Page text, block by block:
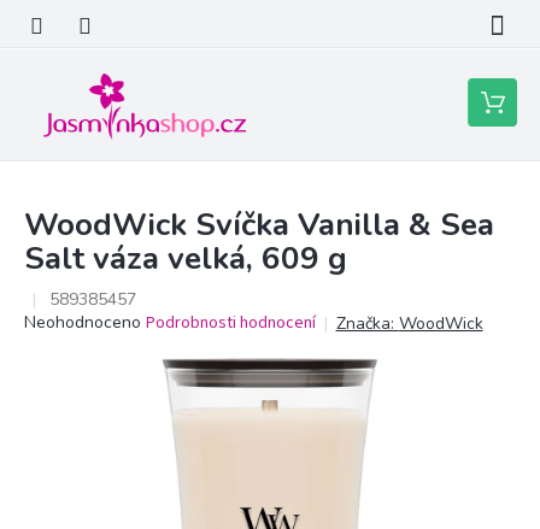
obsah
Nákupní
košík
WoodWick Svíčka Vanilla & Sea
Salt váza velká, 609 g
589385457
Průměrné
Neohodnoceno Podrobnosti hodnocení Značka: WoodWick